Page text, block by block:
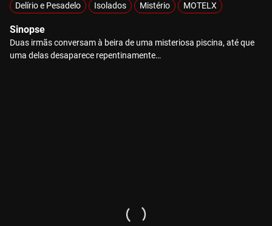
Delírio e Pesadelo Isolados Mistério MOTELX
Sinopse
Duas irmãs conversam à beira de uma misteriosa piscina, até que
uma delas desaparece repentinamente…